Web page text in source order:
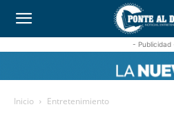
- Publicidad
Inicio Entretenimiento